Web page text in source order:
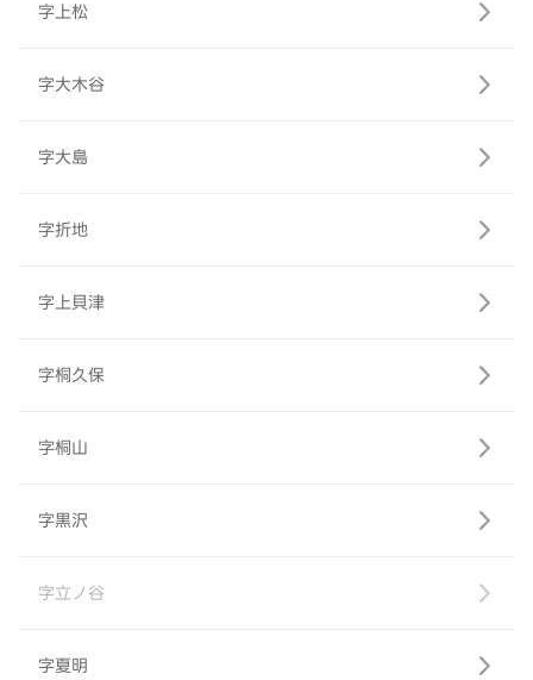
字上松
字大木谷
字大島
字折地
字上貝津
字桐久保
字桐山
字黒沢
字立ノ谷
字夏明